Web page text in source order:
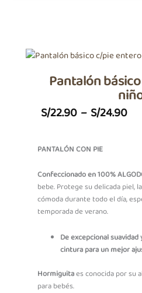
Pantalón
S/22.90 – S/24.90
S/
PANTALÓN CON PIE
Confeccionado en 100%
bebe. Protege su delicada piel,
cómoda durante todo el día,
temporada de verano.
De excepcional suavidad
cintura para un mejor
Hormiguitaes conocida por su
para bebés.